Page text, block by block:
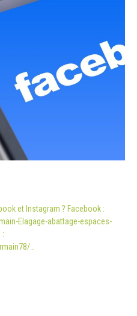
et Instagram ? Facebook :
Elagage-abattage-espaces-
:
…